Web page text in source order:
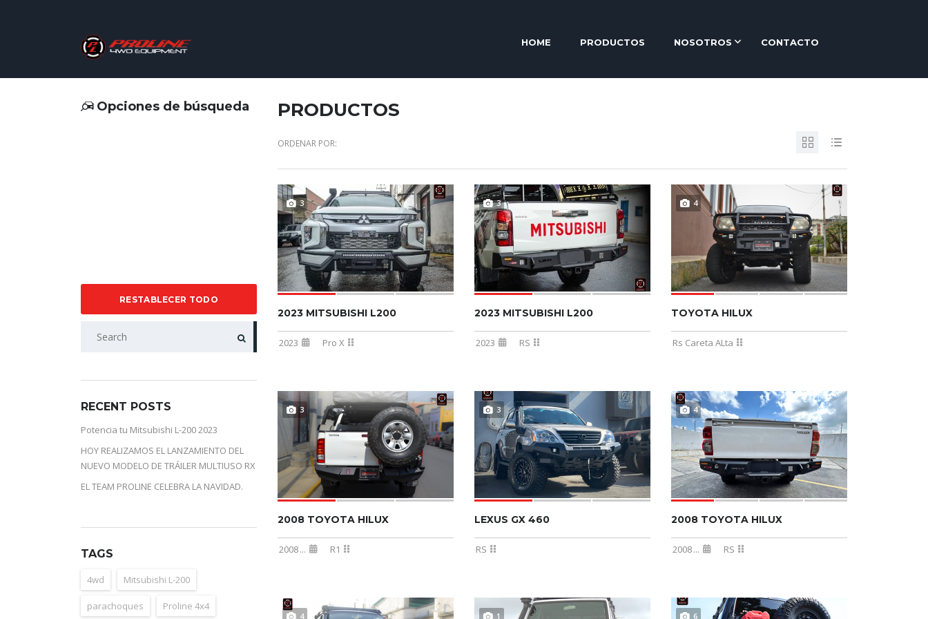
HOME PRODUCTOS NOSOTROS CONTACTO
Opciones de búsqueda
RESTABLECER TODO
BUSCAR
RECENT POSTS
Potencia tu Mitsubishi L-200 2023
HOY REALIZAMOS EL LANZAMIENTO DEL
NUEVO MODELO DE TRÁILER MULTIUSO RX
EL TEAM PROLINE CELEBRA LA NAVIDAD.
TAGS
4wd Mitsubishi L-200
parachoques Proline 4x4
PRODUCTOS
ORDENAR POR:
3
2023 MITSUBISHI L200
2023 Pro X
3
2023 MITSUBISHI L200
2023 RS
4
TOYOTA HILUX
Rs Careta ALta
3
2008 TOYOTA HILUX
2008... R1
3
LEXUS GX 460
RS
4
2008 TOYOTA HILUX
2008... RS
4 1 6